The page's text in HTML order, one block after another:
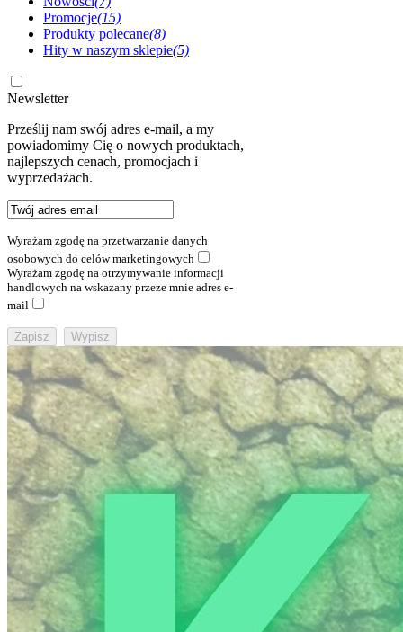
Promocje(15)
Produkty polecane(8)
Hity w naszym sklepie(5)
Newsletter
Prześlij nam swój adres e-mail, a my
powiadomimy Cię o nowych produktach,
najlepszych cenach, promocjach i
wyprzedażach.
Wyrażam zgodę na przetwarzanie danych
osobowych do celów marketingowych
Wyrażam zgodę na otrzymywanie informacji
handlowych na wskazany przeze mnie adres e-
mail